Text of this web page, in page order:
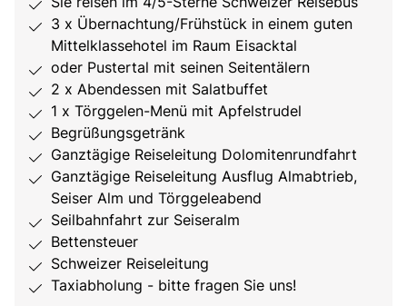
3 x Übernachtung/Frühstück in einem guten
Mittelklassehotel im Raum Eisacktal
oder Pustertal mit seinen Seitentälern
2 x Abendessen mit Salatbuffet
1 x Törggelen-Menü mit Apfelstrudel
Begrüßungsgetränk
Ganztägige Reiseleitung Dolomitenrundfahrt
Ganztägige Reiseleitung Ausflug Almabtrieb,
Seiser Alm und Törggeleabend
Seilbahnfahrt zur Seiseralm
Bettensteuer
Schweizer Reiseleitung
Taxiabholung - bitte fragen Sie uns!